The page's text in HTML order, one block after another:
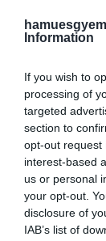
Information
If you wish to
processing of
targeted
section to
opt-out request
interest-based
us or personal
your opt-out.
disclosure of
IAB’s list of
Hrotsvitha
nevelkedett,
Művei miatt
tartották.
​I. Margit